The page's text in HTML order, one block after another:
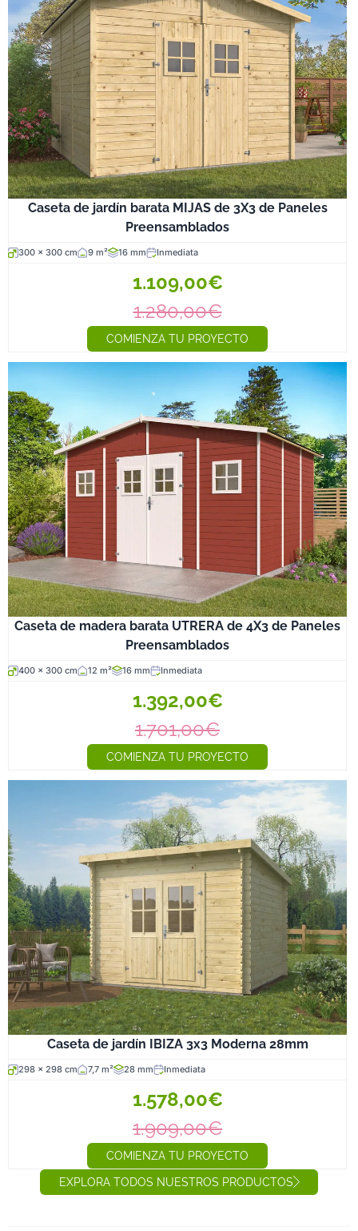
Caseta de jardín barata MIJAS de 3X3 de Paneles
Preensamblados
300 x 300 cm 9 m² 16 mm Inmediata
1.109,00€
1.280,00€
COMIENZA TU PROYECTO
Caseta de madera barata UTRERA de 4X3 de Paneles
Preensamblados
400 x 300 cm 12 m² 16 mm Inmediata
1.392,00€
1.701,00€
COMIENZA TU PROYECTO
Caseta de jardín IBIZA 3x3 Moderna 28mm
298 x 298 cm 7,7 m² 28 mm Inmediata
1.578,00€
1.909,00€
COMIENZA TU PROYECTO
EXPLORA TODOS NUESTROS PRODUCTOS